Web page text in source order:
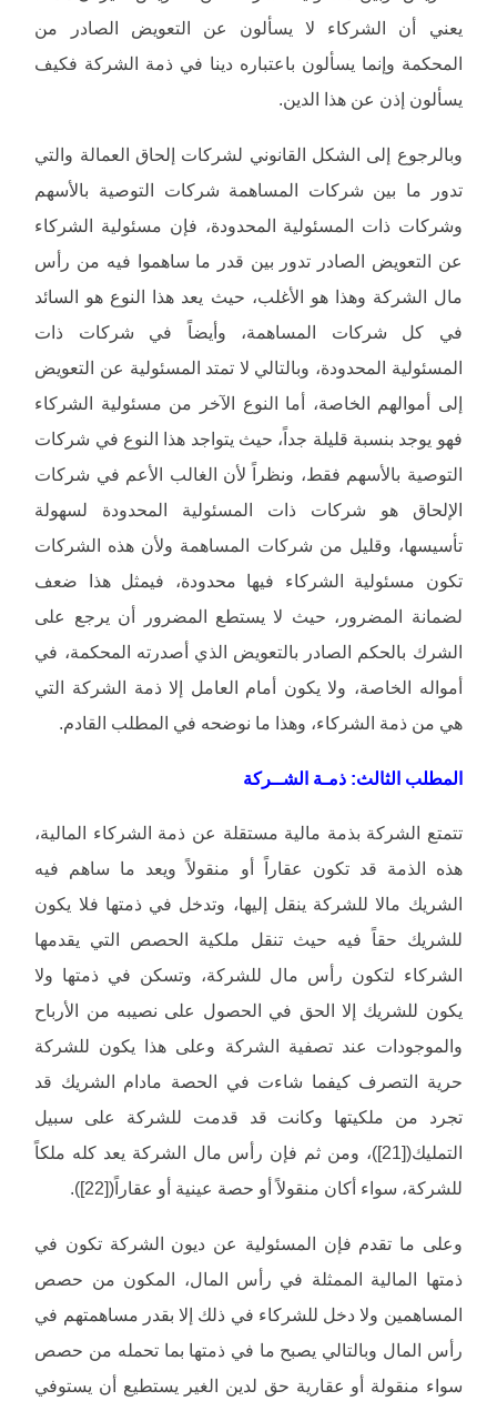
يعني أن الشركاء لا يسألون عن التعويض الصادر من
المحكمة وإنما يسألون باعتباره دينا في ذمة الشركة فكيف
يسألون إذن عن هذا الدين.
وبالرجوع إلى الشكل القانوني لشركات إلحاق العمالة والتي
تدور ما بين شركات المساهمة شركات التوصية بالأسهم
وشركات ذات المسئولية المحدودة، فإن مسئولية الشركاء
عن التعويض الصادر تدور بين قدر ما ساهموا فيه من رأس
مال الشركة وهذا هو الأغلب، حيث يعد هذا النوع هو السائد
في كل شركات المساهمة، وأيضاً في شركات ذات
المسئولية المحدودة، وبالتالي لا تمتد المسئولية عن التعويض
إلى أموالهم الخاصة، أما النوع الآخر من مسئولية الشركاء
فهو يوجد بنسبة قليلة جداً، حيث يتواجد هذا النوع في شركات
التوصية بالأسهم فقط، ونظراً لأن الغالب الأعم في شركات
الإلحاق هو شركات ذات المسئولية المحدودة لسهولة
تأسيسها، وقليل من شركات المساهمة ولأن هذه الشركات
تكون مسئولية الشركاء فيها محدودة، فيمثل هذا ضعف
لضمانة المضرور، حيث لا يستطع المضرور أن يرجع على
الشرك بالحكم الصادر بالتعويض الذي أصدرته المحكمة، في
أمواله الخاصة، ولا يكون أمام العامل إلا ذمة الشركة التي
هي من ذمة الشركاء، وهذا ما نوضحه في المطلب القادم.
المطلب الثالث: ذمـة الشــركة
تتمتع الشركة بذمة مالية مستقلة عن ذمة الشركاء المالية،
هذه الذمة قد تكون عقاراً أو منقولاً ويعد ما ساهم فيه
الشريك مالا للشركة ينقل إليها، وتدخل في ذمتها فلا يكون
للشريك حقاً فيه حيث تنقل ملكية الحصص التي يقدمها
الشركاء لتكون رأس مال للشركة، وتسكن في ذمتها ولا
يكون للشريك إلا الحق في الحصول على نصيبه من الأرباح
والموجودات عند تصفية الشركة وعلى هذا يكون للشركة
حرية التصرف كيفما شاءت في الحصة مادام الشريك قد
تجرد من ملكيتها وكانت قد قدمت للشركة على سبيل
التمليك([21])، ومن ثم فإن رأس مال الشركة يعد كله ملكاً
للشركة، سواء أكان منقولاً أو حصة عينية أو عقاراً([22]).
وعلى ما تقدم فإن المسئولية عن ديون الشركة تكون في
ذمتها المالية الممثلة في رأس المال، المكون من حصص
المساهمين ولا دخل للشركاء في ذلك إلا بقدر مساهمتهم في
رأس المال وبالتالي يصبح ما في ذمتها بما تحمله من حصص
سواء منقولة أو عقارية حق لدين الغير يستطيع أن يستوفي